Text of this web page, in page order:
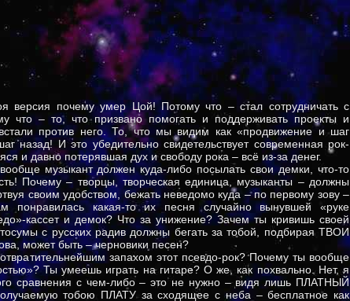
версия почему умер Цой! Потому что – стал сотрудничать с
что – то, что призвано помогать и поддерживать проекты и
против него. То, что мы видим как «продвижение и шаг
назад! И это убедительно свидетельствует современная рок-
и давно потерявшая дух и свободу рока – всё из-за денег.
музыкант должен куда-либо посылать свои демки, что-то
Почему – творцы, творческая единица, музыканты – должны
своим удобством, бежать неведомо куда – по первому зову –
понравилась какая-то их песня случайно вынувшей «руке
кассет и демок? Что за унижение? Зачем ты кривишь своей
с русских радив должны бегать за тобой, подбирая ТВОИ
может быть – черновики песен?
запахом этот псевдо-рок? Почему ты вообще
Ты умеешь играть на гитаре? О же, как похвально. Нет, я
сравнения с чем-либо – это не нужно – видя лишь ПЛАТНЫЙ
тобою ПЛАТУ за сходящее с неба – бесплатное как